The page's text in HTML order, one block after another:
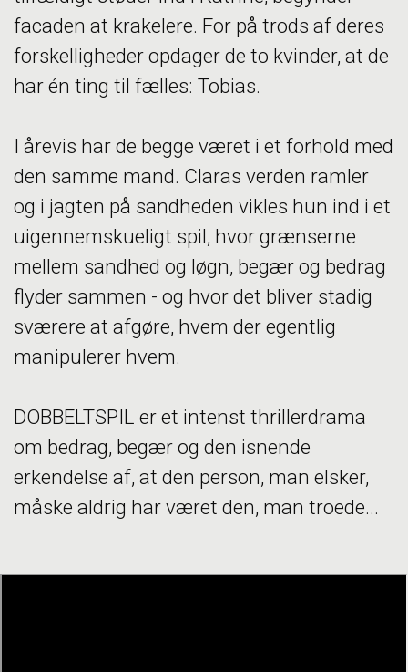
facaden at krakelere. For på trods af deres
forskelligheder opdager de to kvinder, at de
har én ting til fælles: Tobias.
I årevis har de begge været i et forhold med
den samme mand. Claras verden ramler
og i jagten på sandheden vikles hun ind i et
uigennemskueligt spil, hvor grænserne
mellem sandhed og løgn, begær og bedrag
flyder sammen - og hvor det bliver stadig
sværere at afgøre, hvem der egentlig
manipulerer hvem.
DOBBELTSPIL er et intenst thrillerdrama
om bedrag, begær og den isnende
erkendelse af, at den person, man elsker,
måske aldrig har været den, man troede...